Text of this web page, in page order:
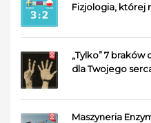
Fizjologia, której
„Tylko” 7 braków
dla Twojego
Maszyneria